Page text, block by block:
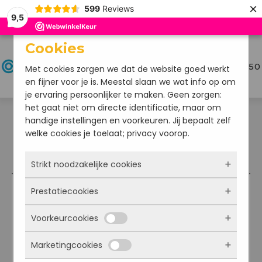
9,5
599 Reviews ×
Menu € 33,50
U heeft het recht uw bestelling tot 14 dagen
na ontvangst zonder opgave van reden te
annuleren, mits de verzegeling van het
Cookies
Met cookies zorgen we dat de website goed werkt
en fijner voor je is. Meestal slaan we wat info op om
je ervaring persoonlijker te maken. Geen zorgen:
het gaat niet om directe identificatie, maar om
handige instellingen en voorkeuren. Jij bepaalt zelf
welke cookies je toelaat; privacy voorop.
Strikt noodzakelijke cookies
Deze cookies zorgen ervoor dat de website
überhaupt werkt. Ze zijn dus altijd actief en
kunnen niet worden uitgezet. Meestal worden
ze alleen geplaatst als jij iets doet, zoals
inloggen, een formulier invullen of je
Prestatiecookies
Met deze cookies zien we hoe vaak onze site
bezocht wordt, waar bezoekers vandaan
komen en welke pagina’s populair zijn. Zo
Voorkeurcookies
Deze cookies onthouden jouw voorkeuren.
Marketingcookies